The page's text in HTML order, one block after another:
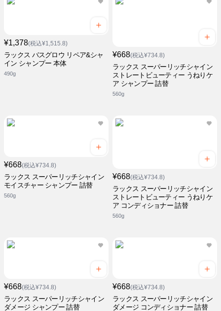
¥1,378(税込¥1,515.8)
ラックス バスグロウ リペア&シャ
イン シャンプー 本体
490g
¥668(税込¥734.8)
ラックス スーパーリッチシャイン
ストレートビューティー うねりケ
ア シャンプー 詰替
560g
¥668(税込¥734.8)
ラックス スーパーリッチシャイン
モイスチャー シャンプー 詰替
560g
¥668(税込¥734.8)
ラックス スーパーリッチシャイン
ストレートビューティー うねりケ
ア コンディショナー 詰替
560g
¥668(税込¥734.8)
ラックス スーパーリッチシャイン
ダメージ シャンプー 詰替
¥668(税込¥734.8)
ラックス スーパーリッチシャイン
ダメージ コンディショナー 詰替